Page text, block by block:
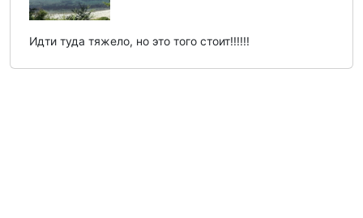
Идти туда тяжело, но это того стоит!!!!!!